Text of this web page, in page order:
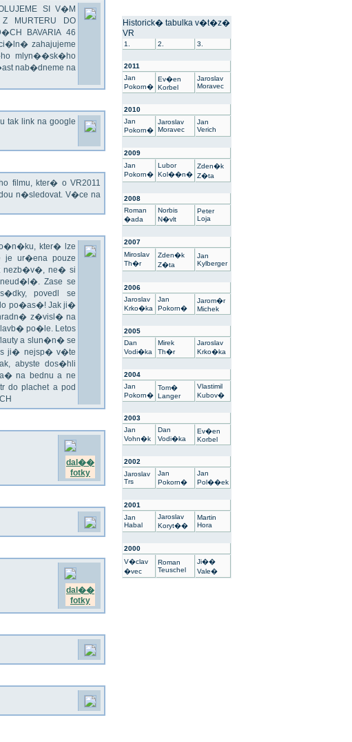
SI V�M
MURTERU DO
BAVARIA 46
zahajujeme
mlyn��sk�ho
nab�dneme na
tak link na google
filmu, kter� o VR2011
n�sledovat. V�ce na
kter� lze
je ur�ena pouze
nezb�v�, ne� si
Zase se
povedl se
po�as�! Jak ji�
z�visl� na
po�le. Letos
a slun�n� se
ji� nejsp� v�te
abyste dos�hli
na bednu a ne
plachet a pod
dal��
fotky
dal��
fotky
Historick� tabulka v�t�z�
VR
1. 2. 3.
2011
Jan
Pokorn�
Ev�en
Korbel
Jaroslav
Moravec
2010
Jan
Pokorn�
Jaroslav
Moravec
Jan
Verich
2009
Jan
Pokorn�
Lubor
Kol��n�
Zden�k
Z�ta
2008
Roman
�ada
Norbis
N�vlt
Peter
Loja
2007
Miroslav
Th�r
Zden�k
Z�ta
Jan
Kylberger
2006
Jaroslav
Krko�ka
Jan
Pokorn�
Jarom�r
Michek
2005
Dan
Vodi�ka
Mirek
Th�r
Jaroslav
Krko�ka
2004
Jan
Pokorn�
Tom�
Langer
Vlastimil
Kubov�
2003
Jan
Vohn�k
Dan
Vodi�ka
Ev�en
Korbel
2002
Jaroslav
Trs
Jan
Pokorn�
Jan
Pol��ek
2001
Jan
Habal
Jaroslav
Koryt��
Martin
Hora
2000
V�clav
�vec
Roman
Teuschel
Ji��
Vale�